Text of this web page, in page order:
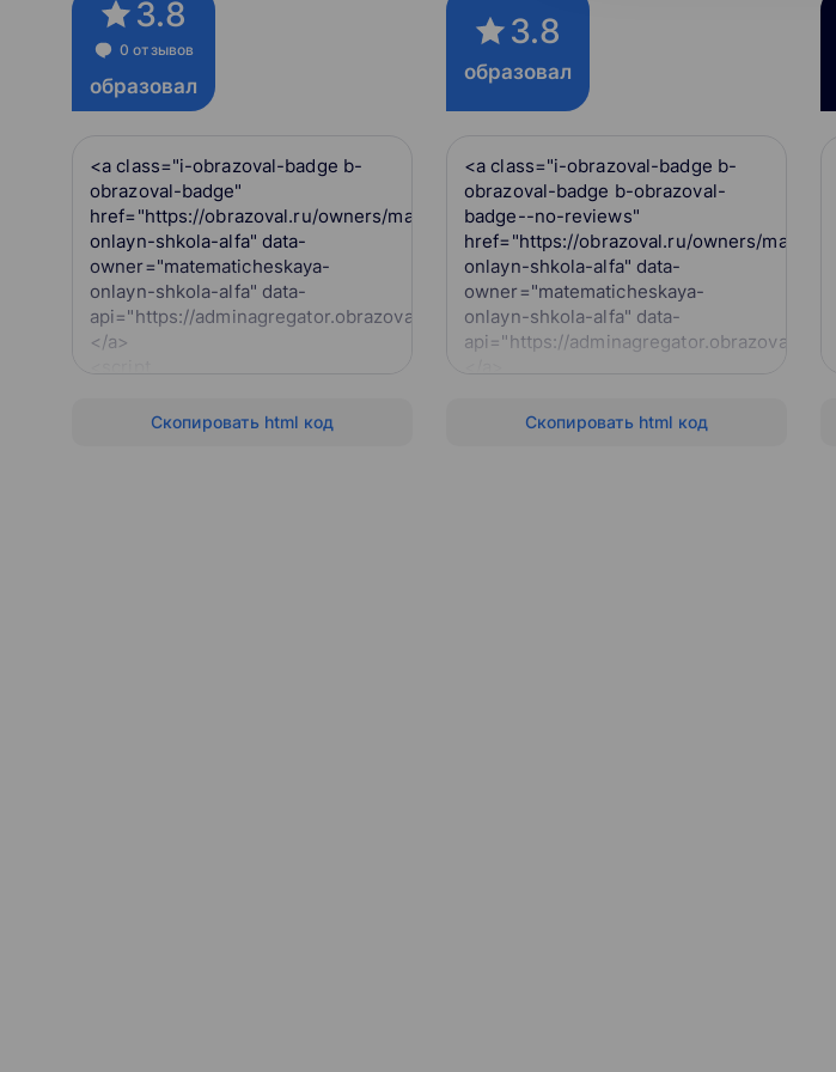
3.8
0 отзывов
образовал
<a class="i-obrazoval-badge b-
obrazoval-badge"
href="https://obrazoval.ru/owners/matematicheskaya-
onlayn-shkola-alfa" data-
owner="matematicheskaya-
onlayn-shkola-alfa" data-
api="https://adminagregator.obrazoval.ru/api">
</a>
badge.js"></script>
Скопировать html код
3.8
образовал
<a class="i-obrazoval-badge b-
obrazoval-badge b-obrazoval-
badge--no-reviews"
href="https://obrazoval.ru/owners/
onlayn-shkola-alfa" data-
owner="matematicheskaya-
onlayn-shkola-alfa" data-
api="https://adminagregator.obrazoval.ru/
src="https://obrazoval.ru/obrazoval-
Скопировать html код